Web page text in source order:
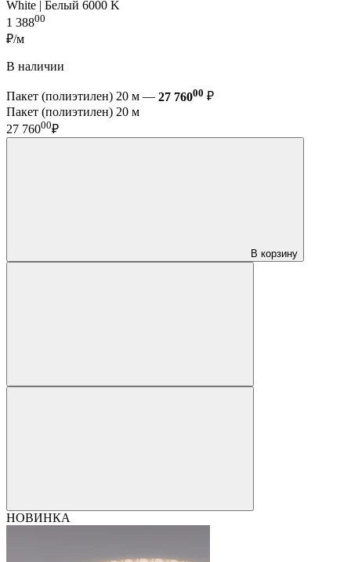
White | Белый 6000 K
1 38800
₽/м
В наличии
Пакет (полиэтилен) 20 м — 27 76000 ₽
Пакет (полиэтилен) 20 м
27 76000₽
В корзину
НОВИНКА